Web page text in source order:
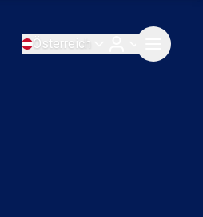
Österreich